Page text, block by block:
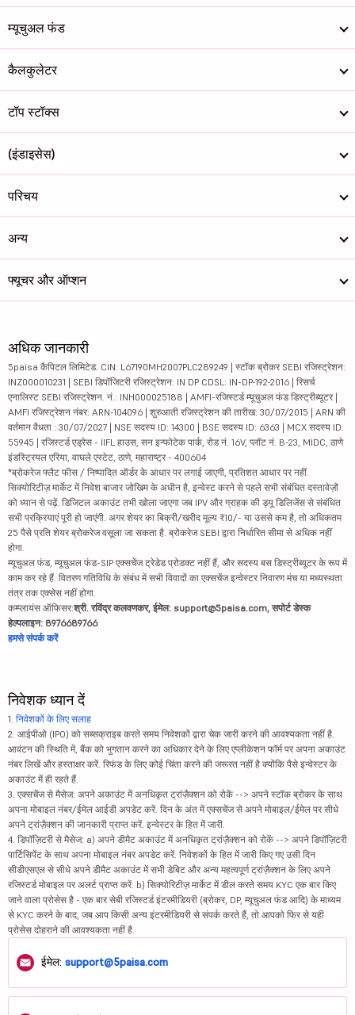
म्यूचुअल फंड
कैलकुलेटर
टॉप स्टॉक्स
(इंडाइसेस)
परिचय
अन्य
फ्यूचर और ऑप्शन
अधिक जानकारी
5paisa कैपिटल लिमिटेड. CIN: L67190MH2007PLC289249 | स्टॉक ब्रोकर SEBI रजिस्ट्रेशन:
INZ000010231 | SEBI डिपॉजिटरी रजिस्ट्रेशन: IN DP CDSL: IN-DP-192-2016 | रिसर्च
एनालिस्ट SEBI रजिस्ट्रेशन. नं.: INH000025188 | AMFI-रजिस्टर्ड म्यूचुअल फंड डिस्ट्रीब्यूटर |
AMFI रजिस्ट्रेशन नंबर: ARN-104096 | शुरुआती रजिस्ट्रेशन की तारीख: 30/07/2015 | ARN की
वर्तमान वैधता : 30/07/2027 | NSE सदस्य ID: 14300 | BSE सदस्य ID: 6363 | MCX सदस्य ID:
55945 | रजिस्टर्ड एड्रेस - IIFL हाउस, सन इन्फोटेक पार्क, रोड नं. 16V, प्लॉट नं. B-23, MIDC, ठाणे
इंडस्ट्रियल एरिया, वाघले एस्टेट, ठाणे, महाराष्ट्र - 400604
*ब्रोकरेज फ्लैट फीस / निष्पादित ऑर्डर के आधार पर लगाई जाएगी, प्रतिशत आधार पर नहीं.
सिक्योरिटीज़ मार्केट में निवेश बाजार जोखिम के अधीन है, इन्वेस्ट करने से पहले सभी संबंधित दस्तावेज़ों
को ध्यान से पढ़ें. डिजिटल अकाउंट तभी खोला जाएगा जब IPV और ग्राहक की ड्यू डिलिजेंस से संबंधित
सभी प्रक्रियाएं पूरी हो जाएंगी. अगर शेयर का बिक्री/खरीद मूल्य ₹10/- या उससे कम है, तो अधिकतम
25 पैसे प्रति शेयर ब्रोकरेज वसूला जा सकता है. ब्रोकरेज SEBI द्वारा निर्धारित सीमा से अधिक नहीं
होगा.
म्यूचुअल फंड, म्यूचुअल फंड-SIP एक्सचेंज ट्रेडेड प्रोडक्ट नहीं हैं, और सदस्य बस डिस्ट्रीब्यूटर के रूप में
काम कर रहे हैं. वितरण गतिविधि के संबंध में सभी विवादों का एक्सचेंज इन्वेस्टर निवारण मंच या मध्यस्थता
तंत्र तक एक्सेस नहीं होगा.
कम्प्लायंस ऑफिसर:श्री. रविंद्र कलवणकर, ईमेल: support@5paisa.com, सपोर्ट डेस्क
हेल्पलाइन: 8976689766
हमसे संपर्क करें
निवेशक ध्यान दें
1. निवेशकों के लिए सलाह
2. आईपीओ (IPO) को सब्सक्राइब करते समय निवेशकों द्वारा चेक जारी करने की आवश्यकता नहीं है.
आवंटन की स्थिति में, बैंक को भुगतान करने का अधिकार देने के लिए एप्लीकेशन फॉर्म पर अपना अकाउंट
नंबर लिखें और हस्ताक्षर करें. रिफंड के लिए कोई चिंता करने की जरूरत नहीं है क्योंकि पैसे इन्वेस्टर के
अकाउंट में ही रहते हैं.
3. एक्सचेंज से मैसेज: अपने अकाउंट में अनधिकृत ट्रांज़ैक्शन को रोकें --> अपने स्टॉक ब्रोकर के साथ
अपना मोबाइल नंबर/ईमेल आईडी अपडेट करें. दिन के अंत में एक्सचेंज से अपने मोबाइल/ईमेल पर सीधे
अपने ट्रांज़ैक्शन की जानकारी प्राप्त करें. इन्वेस्टर के हित में जारी.
4. डिपॉज़िटरी से मैसेज: a) अपने डीमैट अकाउंट में अनधिकृत ट्रांज़ैक्शन को रोकें --> अपने डिपॉज़िटरी
पार्टिसिपेंट के साथ अपना मोबाइल नंबर अपडेट करें. निवेशकों के हित में जारी किए गए उसी दिन
सीडीएसएल से सीधे अपने डीमैट अकाउंट में सभी डेबिट और अन्य महत्वपूर्ण ट्रांज़ैक्शन के लिए अपने
रजिस्टर्ड मोबाइल पर अलर्ट प्राप्त करें. b) सिक्योरिटीज़ मार्केट में डील करते समय KYC एक बार किए
जाने वाला प्रोसेस है - एक बार सेबी रजिस्टर्ड इंटरमीडियरी (ब्रोकर, DP, म्यूचुअल फंड आदि) के माध्यम
से KYC करने के बाद, जब आप किसी अन्य इंटरमीडियरी से संपर्क करते हैं, तो आपको फिर से यही
प्रोसेस दोहराने की आवश्यकता नहीं है.
ईमेल: support@5paisa.com